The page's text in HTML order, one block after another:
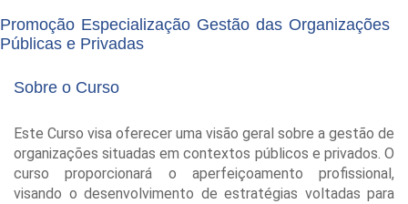
Promoção Especialização Gestão das Organizações
Públicas e Privadas
Sobre o Curso
Este Curso visa oferecer uma visão geral sobre a gestão de
organizações situadas em contextos públicos e privados. O
curso proporcionará o aperfeiçoamento profissional,
visando o desenvolvimento de estratégias voltadas para